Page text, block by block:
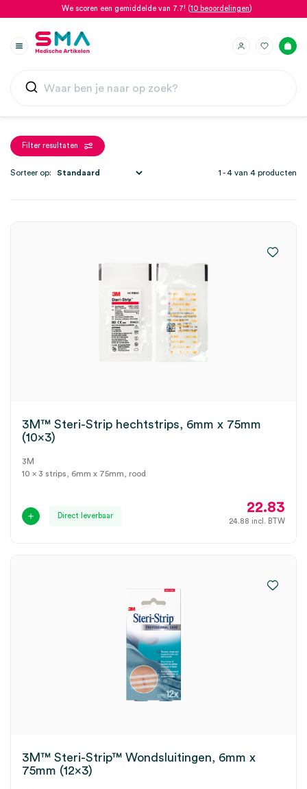
We scoren een gemiddelde van 7.7! (10 beoordelingen)
Filter resultaten
1 - 4 van 4 producten
Sorteer op:
3M™ Steri-Strip hechtstrips, 6mm x 75mm
(10×3)
3M
10 x 3 strips, 6mm x 75mm, rood
Direct leverbaar
22.83
24.88 incl. BTW
3M™ Steri-Strip™ Wondsluitingen, 6mm x
75mm (12×3)